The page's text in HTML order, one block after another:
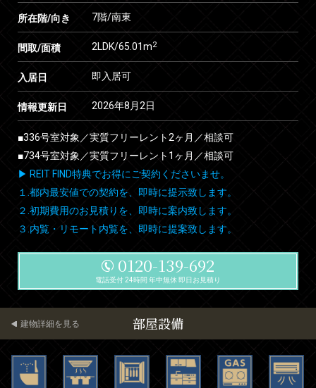
所在階/向き 7階/南東
間取/面積 2LDK/65.01m2
入居日 即入居可
情報更新日 2026年8月2日
■336号室対象／実質フリーレント2ヶ月／相談可
■734号室対象／実質フリーレント1ヶ月／相談可
▶ REIT FIND特典でお得にご契約くださいませ。
１.都内最安値での契約を、即時に提示致します。
２.初期費用のお見積りを、即時に案内致します。
３.内覧・リモート内覧を、即時に提案致します。
0120-139-692
電話受付 24時間 年中無休 即日お見積り
部屋設備
建物詳細を見る